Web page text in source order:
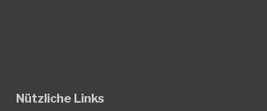
Nützliche Links